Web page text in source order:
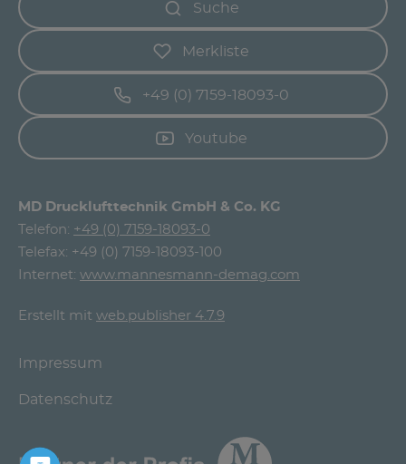
Suche
Merkliste
+49 (0) 7159-18093-0
Youtube
MD Drucklufttechnik GmbH & Co. KG
Telefon: +49 (0) 7159-18093-0
Telefax: +49 (0) 7159-18093-100
Internet: www.mannesmann-demag.com
Erstellt mit web.publisher 4.7.9
Impressum
Datenschutz